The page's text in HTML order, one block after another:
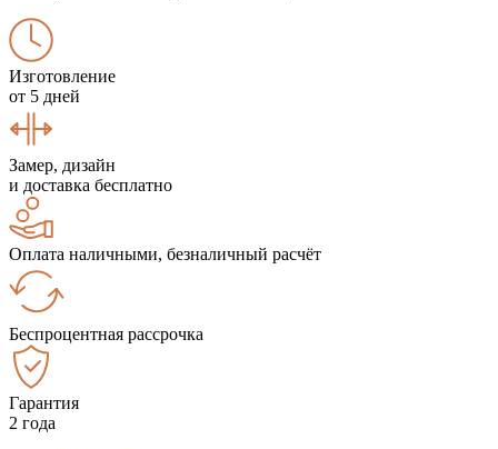
Изготовление
от 5 дней
Замер, дизайн
и доставка бесплатно
Оплата наличными, безналичный расчёт
Беспроцентная рассрочка
Гарантия
2 года